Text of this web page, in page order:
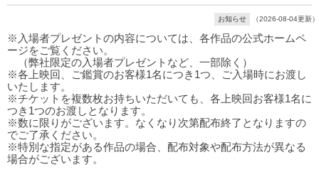
お知らせ （2026-08-04更新）
※入場者プレゼントの内容については、各作品の公式ホームペ
ージをご覧ください。
（弊社限定の入場者プレゼントなど、一部除く）
※各上映回、ご鑑賞のお客様1名につき1つ、ご入場時にお渡し
いたします。
※チケットを複数枚お持ちいただいても、各上映回お客様1名に
つき1つのお渡しとなります。
※数に限りがございます。なくなり次第配布終了となりますの
でご了承ください。
※特別な指定がある作品の場合、配布対象や配布方法が異なる
場合がございます。